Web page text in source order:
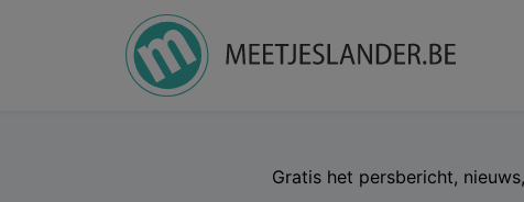
Gratis het persbericht,